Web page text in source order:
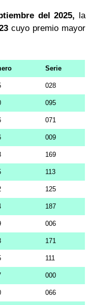
del 2025, la
cuyo premio mayor
Serie
028
095
071
009
169
113
125
187
006
171
111
000
066